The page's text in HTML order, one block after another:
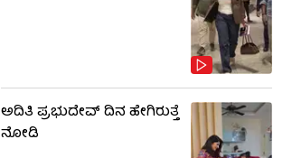
ಅದಿತಿ ಪ್ರಭುದೇವ್ ದಿನ ಹೇಗಿರುತ್ತೆ
ನೋಡಿ